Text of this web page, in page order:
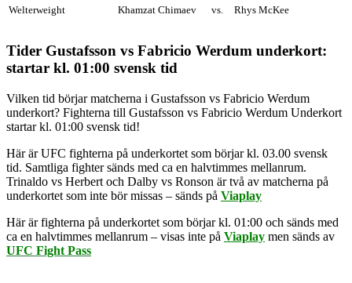
Welterweight
Khamzat Chimaev vs. Rhys McKee
Tider Gustafsson vs Fabricio Werdum underkort:
startar kl. 01:00 svensk tid
Vilken tid börjar matcherna i Gustafsson vs Fabricio Werdum
underkort? Fighterna till Gustafsson vs Fabricio Werdum Underkort
startar kl. 01:00 svensk tid!
Här är UFC fighterna på underkortet som börjar kl. 03.00 svensk
tid. Samtliga fighter sänds med ca en halvtimmes mellanrum.
Trinaldo vs Herbert och Dalby vs Ronson är två av matcherna på
underkortet som inte bör missas – sänds på Viaplay
Här är fighterna på underkortet som börjar kl. 01:00 och sänds med
ca en halvtimmes mellanrum – visas inte på Viaplay men sänds av
UFC Fight Pass